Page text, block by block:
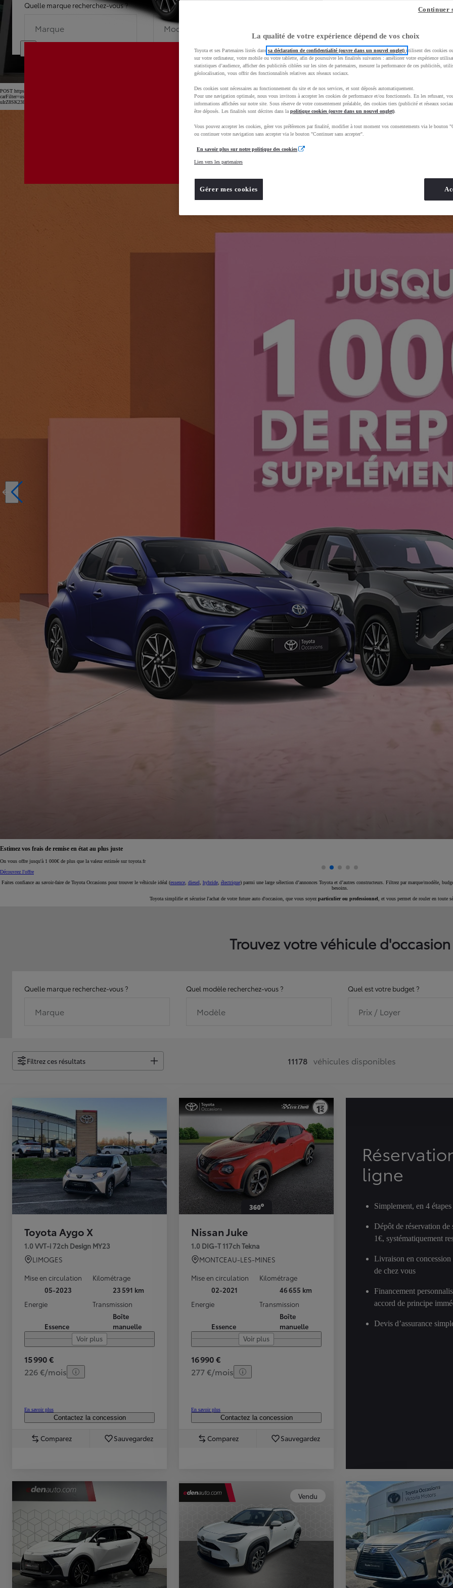
Disponible prochainement
TOYOTA C-HR
HYBRIDE OU HYBRIDE RECHARGEABLE
Quelle marque recherchez-vous ?
Marque
Quel modèle recherchez-vous ?
Modèle
Dans quelle
POST https://usc-webcomponents.toyota-europe.com/v1/car-filter-header/fr/fr?
uIrZ8SK238Kn6x2OwfL2isPTEXM0MwD0BvOsZGv7GXbVu52B_rl2xoCnw4QAvD_BwE
Estimez vos frais de remise en état au plus juste
On vous offre jusqu'à 1 000€ de plus que la valeur estimée sur toyota.fr
Découvrez l'offre
Faites confiance au savoir-faire de Toyota Occasions pour trouver le véhicule idéal (essence, diesel hybride, électrique) parmi une large sélection d’annonces Toyota et d’autres constructeurs. Filtrez par marque/modèle,
besoins.
Toyota simplifie et sécurise l'achat de votre future auto d'occasion, que vous soyez particulier ou professionnel , et vous permet de rouler en toute
Trouvez votre véhicule d'occasion
Quelle marque recherchez-vous ?
Marque
Quel modèle recherchez-vous ?
Modèle
Quel est votre budget ?
Prix / Loyer
Filtrez ces résultats 11178 véhicules disponibles
Toyota Aygo X
1.0 VVT-i 72ch Design MY23
LIMOGES
Mise en circulation
05-2023
Kilométrage
23 591 km
Energie
Essence
Transmission
Boîte
manuelle
Voir plus
15 990 €
226 €/mois
En savoir plus
Contactez la concession
Comparez Sauvegardez
Nissan Juke
1.0 DIG-T 117ch Tekna
MONTCEAU-LES-MINES
Mise en circulation
02-2021
Kilométrage
46 655 km
Energie
Essence
Transmission
Boîte
manuelle
Voir plus
16 990 €
277 €/mois
En savoir plus
Contactez la concession
Comparez Sauvegardez
ligne
Simplement, en 4 étapes
Dépôt de réservation de
1€, systématiquement
Livraison en concession
de chez vous
Financement
accord de principe
Devis d’assurance
Vendu
La qualité de votre expérience dépend de vos choix
Toyota et ses Partenaires listés dans sa déclaration de confidentialité (ouvre dans un nouvel onglet) utilisent des cookies
sur votre ordinateur, votre mobile ou votre tablette, afin de poursuivre les finalités suivantes : améliorer votre expérience
statistiques d’audience, afficher des publicités ciblées sur les sites de partenaires, mesurer la performance de ces publicités,
géolocalisation, vous offrir des fonctionnalités relatives aux réseaux sociaux.
Des cookies sont nécessaires au fonctionnement du site et de nos services, et sont déposés automatiquement.
Pour une navigation optimale, nous vous invitons à accepter les cookies de performance et/ou fonctionnels. En les refusant,
informations affichées sur notre site. Sous réserve de votre consentement préalable, des cookies tiers (publicité et réseaux
être déposés. Les finalités sont décrites dans la politique cookies (ouvre dans un nouvel onglet)
Vous pouvez accepter les cookies, gérer vos préférences par finalité, modifier à tout moment vos consentements via le bouton
ou continuer votre navigation sans accepter via le bouton "Continuer sans accepter".
En savoir plus sur notre politique des cookies
Lien vers les partenaires
Gérer mes cookies
Continuer